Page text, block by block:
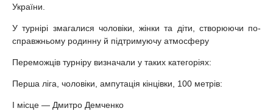
України.
У турнірі змагалися чоловіки, жінки та діти, створюючи по-
справжньому родинну й підтримуючу атмосферу
Переможців турніру визначали у таких категоріях:
Перша ліга, чоловіки, ампутація кінцівки, 100 метрів:
І місце — Дмитро Демченко